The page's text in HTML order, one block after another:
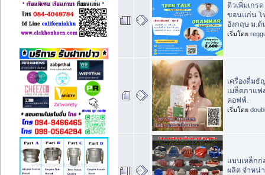
ติวเพิ่มเกร
ขอนแก่น โ
อังกฤษ ม.
เริ่มโดย
เครื่องดื่มธั
เมล็ดกาแฟ
คอฟฟ์.
เริ่มโดย
แบบเหล็กก่
ผลิต จำหน่